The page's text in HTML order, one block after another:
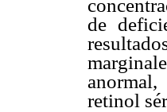
de
retinol